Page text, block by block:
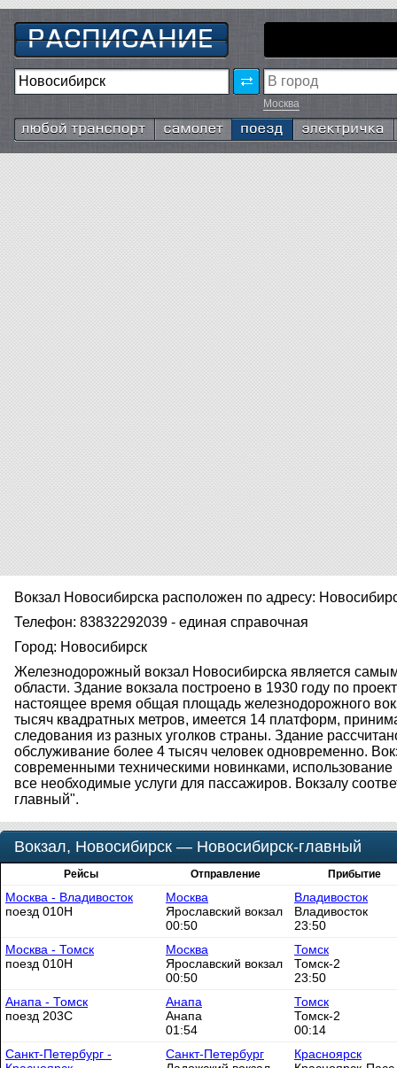
Москва
Любой транспорт Самолёт Поезд Электричка
Вокзал Новосибирска расположен по адресу:
Телефон: 83832292039 - единая справочная
Город: Новосибирск
Железнодорожный вокзал Новосибирска является
области. Здание вокзала построено в 1930 году по
настоящее время общая площадь железнодорожного
тысяч квадратных метров, имеется 14 платформ,
следования из разных уголков страны. Здание
обслуживание более 4 тысяч человек одновременно.
современными техническими новинками, использование
все необходимые услуги для пассажиров. Вокзалу
главный".
Вокзал, Новосибирск — Новосибирск-главный
Рейсы Отправление Прибытие
Москва - Владивосток
поезд 010Н
Москва
Ярославский вокзал
00:50
Владивосток
Владивосток
23:50
Москва - Томск
поезд 010Н
Москва
Ярославский вокзал
00:50
Томск
Томск-2
23:50
Анапа - Томск
поезд 203С
Анапа
Анапа
01:54
Томск
Томск-2
00:14
Санкт-Петербург -
Санкт-Петербург
Красноярск